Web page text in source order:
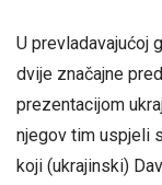
U prevladavajućoj
dvije značajne
prezentacijom
njegov tim uspjeli
koji (ukrajinski)